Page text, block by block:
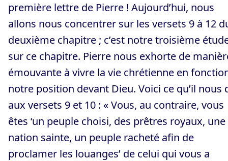
première lettre de Pierre ! Aujourd’hui, nous
allons nous concentrer sur les versets 9 à 12
deuxième chapitre ; c’est notre troisième
sur ce chapitre. Pierre nous exhorte de
émouvante à vivre la vie chrétienne en
notre position devant Dieu. Voici ce qu’il nous
aux versets 9 et 10 : « Vous, au contraire, vous
êtes ‘un peuple choisi, des prêtres royaux, une
nation sainte, un peuple racheté afin de
proclamer les louanges’ de celui qui vous a